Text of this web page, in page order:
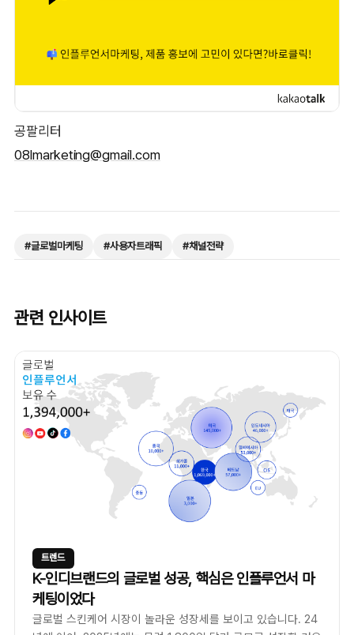
공팔리터
08lmarketing@gmail.com
#글로벌마케팅 #사용자트래픽 #채널전략
관련 인사이트
트렌드
K-인디브랜드의 글로벌 성공, 핵심은 인플루언서 마
케팅이었다
글로벌 스킨케어 시장이 놀라운 성장세를 보이고 있습니다. 24